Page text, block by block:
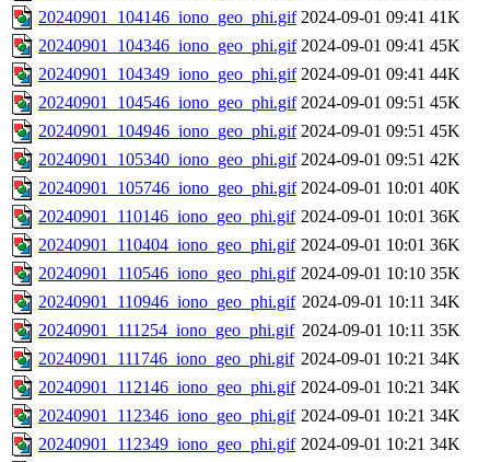
20240901_104146_iono_geo_phi.gif 2024-09-01 09:41 41K
20240901_104346_iono_geo_phi.gif 2024-09-01 09:41 45K
20240901_104349_iono_geo_phi.gif 2024-09-01 09:41 44K
20240901_104546_iono_geo_phi.gif 2024-09-01 09:51 45K
20240901_104946_iono_geo_phi.gif 2024-09-01 09:51 45K
20240901_105340_iono_geo_phi.gif 2024-09-01 09:51 42K
20240901_105746_iono_geo_phi.gif 2024-09-01 10:01 40K
20240901_110146_iono_geo_phi.gif 2024-09-01 10:01 36K
20240901_110404_iono_geo_phi.gif 2024-09-01 10:01 36K
20240901_110546_iono_geo_phi.gif 2024-09-01 10:10 35K
20240901_110946_iono_geo_phi.gif 2024-09-01 10:11 34K
20240901_111254_iono_geo_phi.gif 2024-09-01 10:11 35K
20240901_111746_iono_geo_phi.gif 2024-09-01 10:21 34K
20240901_112146_iono_geo_phi.gif 2024-09-01 10:21 34K
20240901_112346_iono_geo_phi.gif 2024-09-01 10:21 34K
20240901_112349_iono_geo_phi.gif 2024-09-01 10:21 34K